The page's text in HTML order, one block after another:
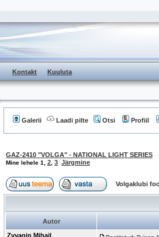
Kontakt Kuuluta
Galerii Laadi pilte Otsi Profiil
GAZ-2410 "VOLGA" - NATIONAL LIGHT SERIES
Mine lehele 1 2 3 Järgmine
Volgaklubi
Autor
Zvyagin Mihail